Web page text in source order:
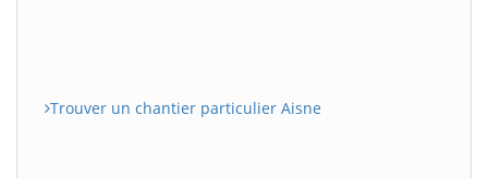
Trouver un chantier particulier Aisne